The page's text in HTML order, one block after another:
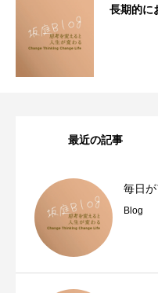
長期的に
最近の記事
毎日
Blog